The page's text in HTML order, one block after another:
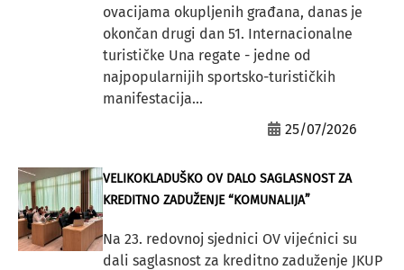
ovacijama okupljenih građana, danas je
okončan drugi dan 51. Internacionalne
turističke Una regate - jedne od
najpopularnijih sportsko-turističkih
manifestacija...
25/07/2026
VELIKOKLADUŠKO OV DALO SAGLASNOST ZA
KREDITNO ZADUŽENJE “KOMUNALIJA”
Na 23. redovnoj sjednici OV vijećnici su
dali saglasnost za kreditno zaduženje JKUP